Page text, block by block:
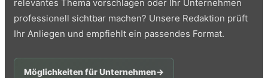
relevantes Thema vorschlagen oder Ihr Unternehmen
professionell sichtbar machen? Unsere Redaktion prüft
Ihr Anliegen und empfiehlt ein passendes Format.
Möglichkeiten für Unternehmen→